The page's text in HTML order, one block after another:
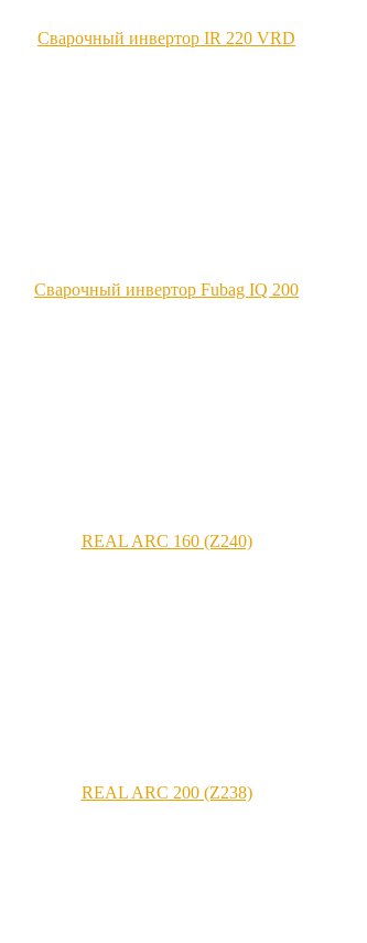
Сварочный инвертор IR 220 VRD
Сварочный инвертор Fubag IQ 200
REAL ARC 160 (Z240)
REAL ARC 200 (Z238)